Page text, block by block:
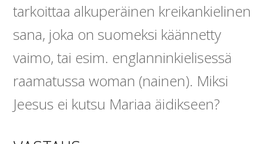
tarkoittaa alkuperäinen kreikankielinen
sana, joka on suomeksi käännetty
vaimo, tai esim. englanninkielisessä
raamatussa woman (nainen). Miksi
Jeesus ei kutsu Mariaa äidikseen?